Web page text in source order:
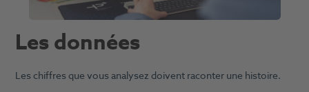
Les données
Les chiffres que vous analysez doivent raconter une histoire.